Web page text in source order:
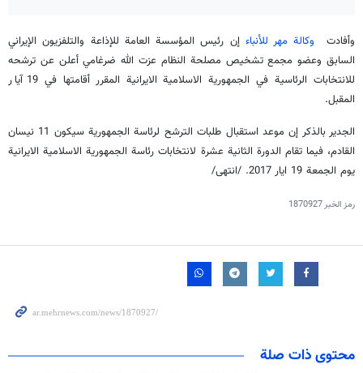
وأفادت وكالة مهر للأنباء إن رئيس المؤسسة العامة للإذاعة والتلفزيون الإيراني
السابق وعضو مجمع تشخيص مصلحة النظام عزت الله ضرغامي أعلن عن ترشحه
للانتخابات الرئاسية في الجمهورية الاسلامية الايرانية المقرر أقامتها في 19 آيار
المقبل.
الجدير بالذكر إن موعد استقبال طلبات الترشح لرئاسة الجمهورية سيكون 11 نيسان
القادم، فيما تقام الدورة الثانية عشرة لانتخابات رئاسة الجمهورية الاسلامية الايرانية
يوم الجمعة 19 ايار 2017. /انتهى/
رمز الخبر1870927
محتوى ذات صلة